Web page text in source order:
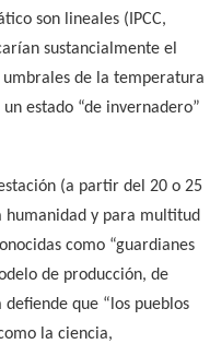
son lineales (IPCC,
sustancialmente el
de la temperatura
estado “de invernadero”
(a partir del 20 o 25
y para multitud
como “guardianes
de producción, de
que “los pueblos
la ciencia,